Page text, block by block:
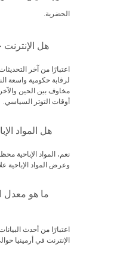
الحضرية.
هل الإنترنت
اعتبارًا من آخر
لرقابة حكومية واسعة
مخاوف بين الحين
أوقات التوتر السياسي.
هل المواد
نعم، المواد الإباحية
وعرض المواد الإباحية
ما هو معدل
الإنترنت في أرمينيا